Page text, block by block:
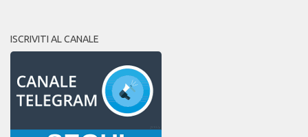
ISCRIVITI AL CANALE